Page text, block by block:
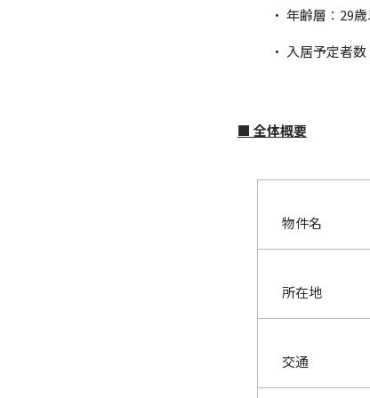
・ 年齢層：29
・ 入居予定者
■ 全体概要
物件名
所在地
交通